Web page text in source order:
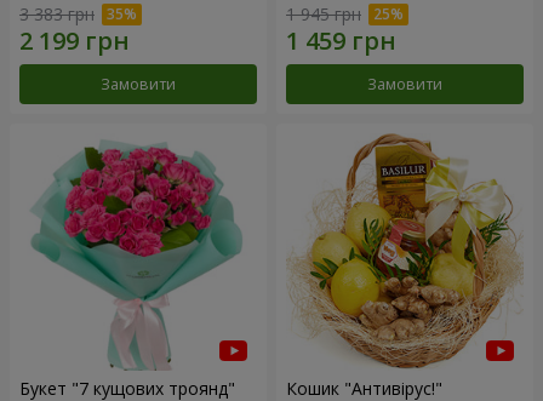
3 383 грн
Замовити
1 945 грн
Замовити
Букет "7 кущових троянд" Кошик "Антивірус!"